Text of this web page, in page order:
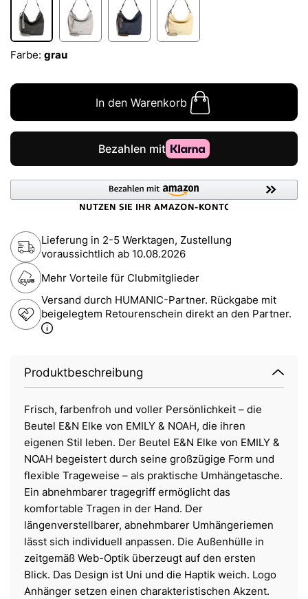
Farbe: grau
In den Warenkorb
Lieferung in 2-5 Werktagen, Zustellung
voraussichtlich ab 10.08.2026
Mehr Vorteile für Clubmitglieder
Versand durch HUMANIC-Partner. Rückgabe mit
beigelegtem Retourenschein direkt an den Partner.
Produktbeschreibung
Frisch, farbenfroh und voller Persönlichkeit – die
Beutel E&N Elke von EMILY & NOAH, die ihren
eigenen Stil leben. Der Beutel E&N Elke von EMILY &
NOAH begeistert durch seine großzügige Form und
flexible Trageweise – als praktische Umhängetasche.
Ein abnehmbarer tragegriff ermöglicht das
komfortable Tragen in der Hand. Der
längenverstellbarer, abnehmbarer Umhängeriemen
lässt sich individuell anpassen. Die Außenhülle in
zeitgemäß Web-Optik überzeugt auf den ersten
Blick. Das Design ist Uni und die Haptik weich. Logo
Anhänger setzen einen charakteristischen Akzent.